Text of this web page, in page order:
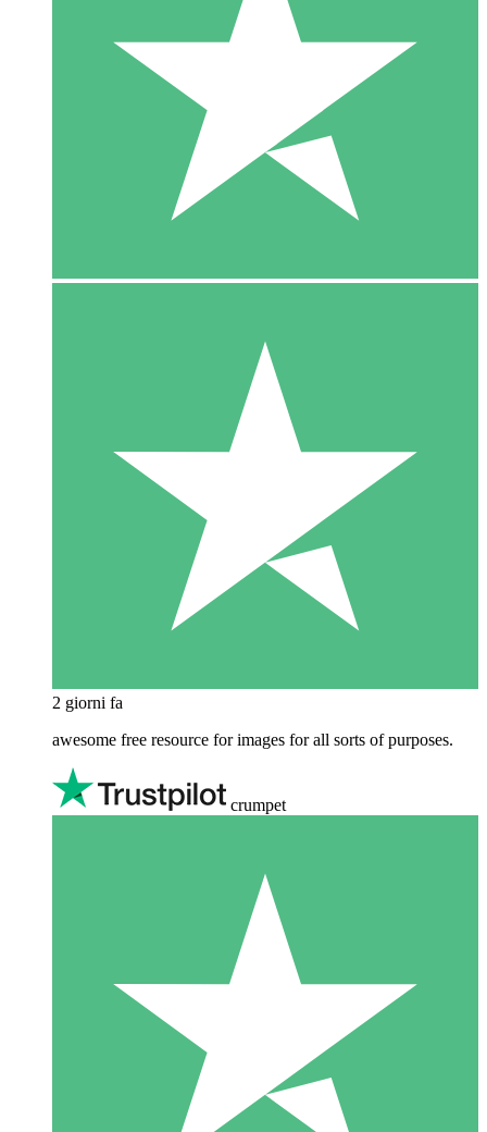
2 giorni fa
awesome free resource for images for all sorts of purposes.
crumpet